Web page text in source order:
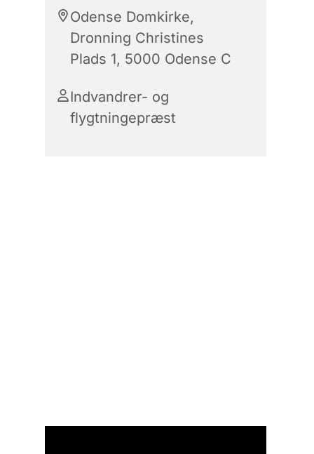
Odense Domkirke,
Dronning Christines
Plads 1, 5000 Odense C
Indvandrer- og
flygtningepræst